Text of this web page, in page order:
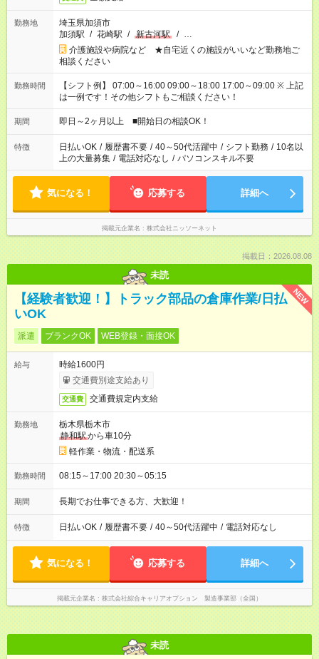
勤務地
埼玉県加須市
加須駅 / 花崎駅 / 新古河駅 / …
介護施設や病院など ★自宅近くの施設がいいなど勤務地ご
相談ください
勤務時間
【シフト例】 07:00～16:00 09:00～18:00 17:00～09:00 ※ 上記
は一例です！その他シフトもご相談ください！
期間 即日～2ヶ月以上 ■開始日の相談OK！
特徴 日払いOK / 履歴書不要 / 40～50代活躍中 / シフト勤務 / 10名以
上の大量募集 / 電話対応なし / パソコンスキル不要
気になる！ 応募する 詳細へ
掲載元企業名 株式会社ニッソーネット
掲載日：2026.08.08
未読
NEW
【経験者歓迎！】トラック部品の倉庫作業/日払
いOK
派遣 ブランクOK WEB登録・面接OK
給与
時給1600円
交通費別途支給あり
交通費 交通費規定内支給
勤務地
栃木県栃木市
静和駅から車10分
軽作業・物流・配送系
勤務時間 08:15～17:00 20:30～05:15
期間 長期でお仕事できる方、大歓迎！
特徴 日払いOK / 履歴書不要 / 40～50代活躍中 / 電話対応なし
気になる！ 応募する 詳細へ
掲載元企業名 株式会社綜合キャリアオプション 製造事業部（全国）
未読